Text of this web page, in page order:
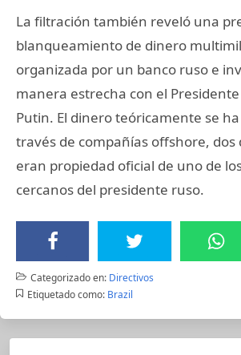
La filtración también reveló una
blanqueamiento de dinero
organizada por un banco ruso e
manera estrecha con el
Putin. El dinero teóricamente se
través de compañías offshore, dos
eran propiedad oficial de uno de
cercanos del presidente ruso.
Categorizado en: Directivos
Etiquetado como: Brazil